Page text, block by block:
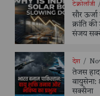
टेक्नोलॉजी /
सौर
क्रांति
संजय
देश /
तेजस
सक्सैना